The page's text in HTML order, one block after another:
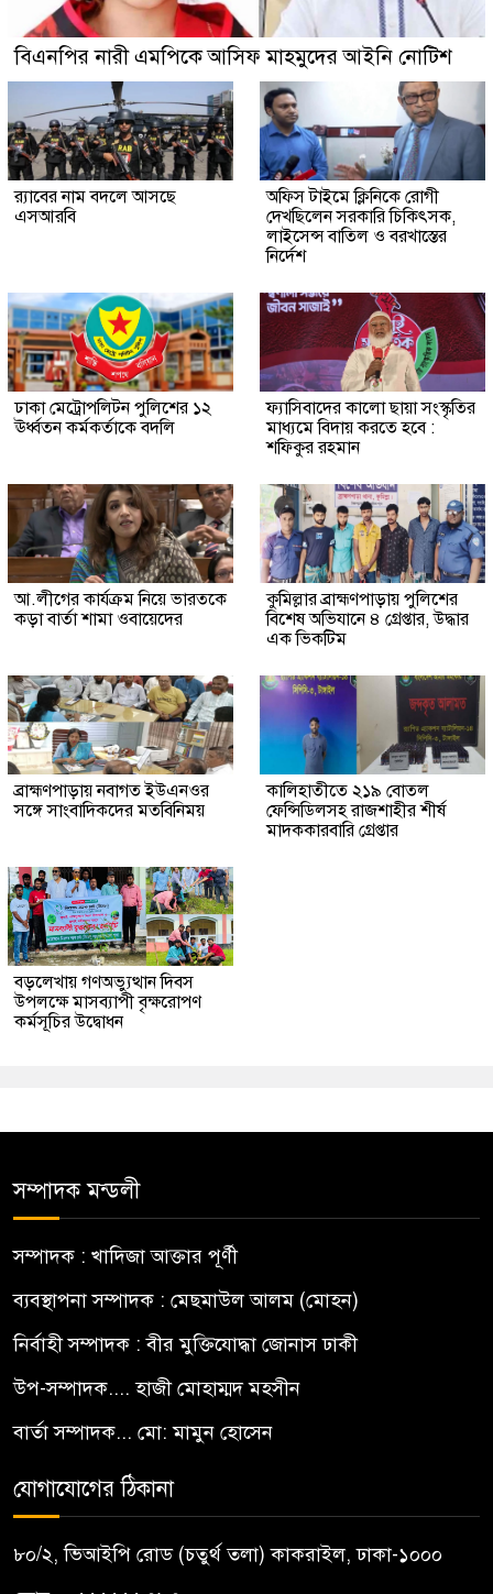
বিএনপির নারী এমপিকে আসিফ মাহমুদের আইনি নোটিশ
র‍্যাবের নাম বদলে আসছে
এসআরবি
অফিস টাইমে ক্লিনিকে রোগী
দেখছিলেন সরকারি চিকিৎসক,
লাইসেন্স বাতিল ও বরখাস্তের
নির্দেশ
ঢাকা মেট্রোপলিটন পুলিশের ১২
ঊর্ধ্বতন কর্মকর্তাকে বদলি
ফ্যাসিবাদের কালো ছায়া সংস্কৃতির
মাধ্যমে বিদায় করতে হবে :
শফিকুর রহমান
আ.লীগের কার্যক্রম নিয়ে ভারতকে
কড়া বার্তা শামা ওবায়েদের
কুমিল্লার ব্রাহ্মণপাড়ায় পুলিশের
বিশেষ অভিযানে ৪ গ্রেপ্তার, উদ্ধার
এক ভিকটিম
ব্রাহ্মণপাড়ায় নবাগত ইউএনওর
সঙ্গে সাংবাদিকদের মতবিনিময়
কালিহাতীতে ২১৯ বোতল
ফেন্সিডিলসহ রাজশাহীর শীর্ষ
মাদককারবারি গ্রেপ্তার
বড়লেখায় গণঅভ্যুত্থান দিবস
উপলক্ষে মাসব্যাপী বৃক্ষরোপণ
কর্মসূচির উদ্বোধন
সম্পাদক মন্ডলী
সম্পাদক : খাদিজা আক্তার পূর্ণী
ব্যবস্থাপনা সম্পাদক : মেছমাউল আলম (মোহন)
নির্বাহী সম্পাদক : বীর মুক্তিযোদ্ধা জোনাস ঢাকী
উপ-সম্পাদক.... হাজী মোহাম্মদ মহসীন
বার্তা সম্পাদক... মো: মামুন হোসেন
যোগাযোগের ঠিকানা
৮০/২, ভিআইপি রোড (চতুর্থ তলা) কাকরাইল, ঢাকা-১০০০